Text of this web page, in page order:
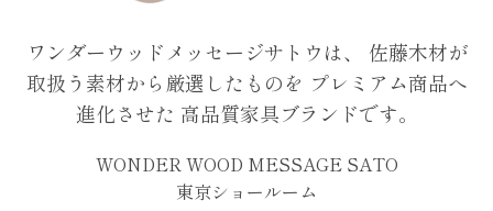
ワンダーウッドメッセージサトウは、 佐藤木材が
取扱う素材から厳選したものを プレミアム商品へ
進化させた 高品質家具ブランドです。
WONDER WOOD MESSAGE SATO
東京ショールーム